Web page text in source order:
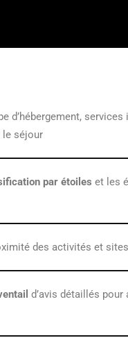
d’hébergement,
le séjour
par étoiles et les
des activités et
d’avis détaillés pour